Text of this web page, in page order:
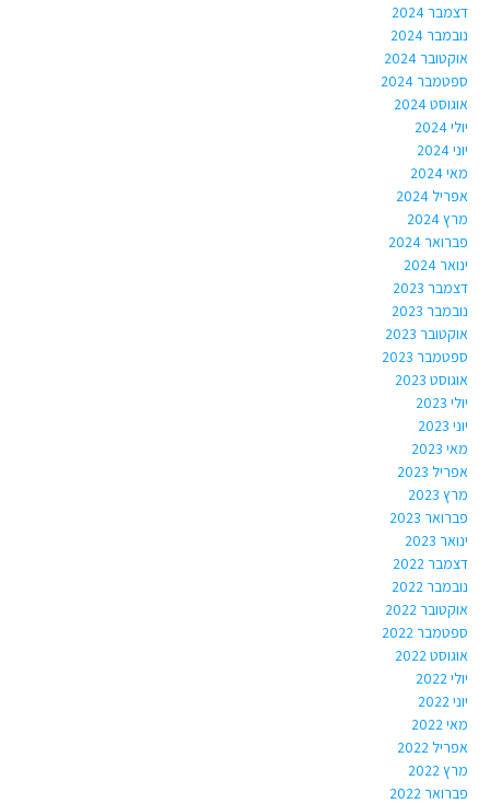
דצמבר 2024
נובמבר 2024
אוקטובר 2024
ספטמבר 2024
אוגוסט 2024
יולי 2024
יוני 2024
מאי 2024
אפריל 2024
מרץ 2024
פברואר 2024
ינואר 2024
דצמבר 2023
נובמבר 2023
אוקטובר 2023
ספטמבר 2023
אוגוסט 2023
יולי 2023
יוני 2023
מאי 2023
אפריל 2023
מרץ 2023
פברואר 2023
ינואר 2023
דצמבר 2022
נובמבר 2022
אוקטובר 2022
ספטמבר 2022
אוגוסט 2022
יולי 2022
יוני 2022
מאי 2022
אפריל 2022
מרץ 2022
פברואר 2022